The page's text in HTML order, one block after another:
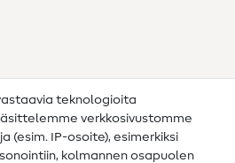
teknologioita
verkkosivustomme
(esim. IP-osoite), esimerkiksi
kolmannen osapuolen